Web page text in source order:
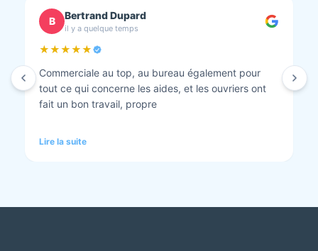
C chantal BOURBONNAIS
il y a quelque temps
★★★★★
Isolation combles et rénovation façade réalisés.
Travaux bien faits. Personnel au top minutieux et
tout est nickel quand ils ont finis. Vous pouvez y
Lire la suite